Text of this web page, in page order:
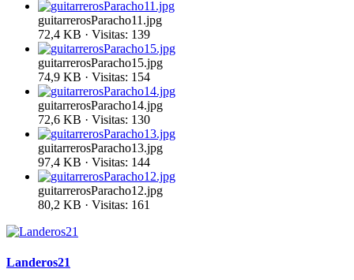
guitarrerosParacho11.jpg
72,4 KB · Visitas: 139
guitarrerosParacho15.jpg
74,9 KB · Visitas: 154
guitarrerosParacho14.jpg
72,6 KB · Visitas: 130
guitarrerosParacho13.jpg
97,4 KB · Visitas: 144
guitarrerosParacho12.jpg
80,2 KB · Visitas: 161
Landeros21